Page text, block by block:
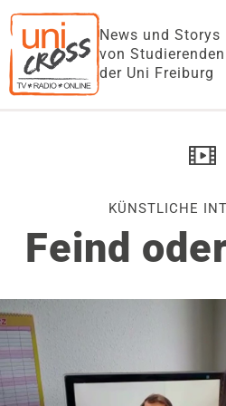
News und Storys
von Studierenden
der Uni Freiburg
KÜNSTLICHE
Feind